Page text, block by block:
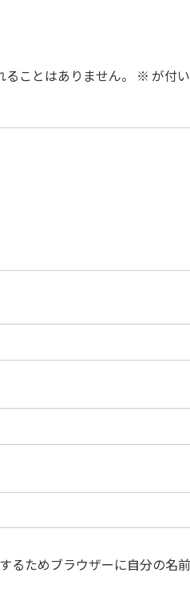
ことはありません。 ※ が付
るためブラウザーに自分の名